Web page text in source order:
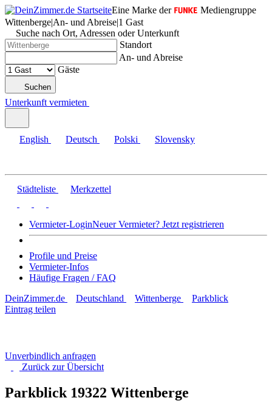
Eine Marke der
Mediengruppe
Wittenberge|An- und Abreise|1 Gast
Suche nach Ort, Adressen oder Unterkunft
Standort
An- und Abreise
Gäste
Suchen
Unterkunft vermieten
English Deutsch Polski Slovensky
Städteliste Merkzettel
Vermieter-LoginNeuer Vermieter? Jetzt registrieren
Profile und Preise
Vermieter-Infos
Häufige Fragen / FAQ
DeinZimmer.de
Deutschland Wittenberge
Parkblick
Eintrag teilen
Unverbindlich anfragen
Zurück zurÜbersicht
Parkblick 19322 Wittenberge